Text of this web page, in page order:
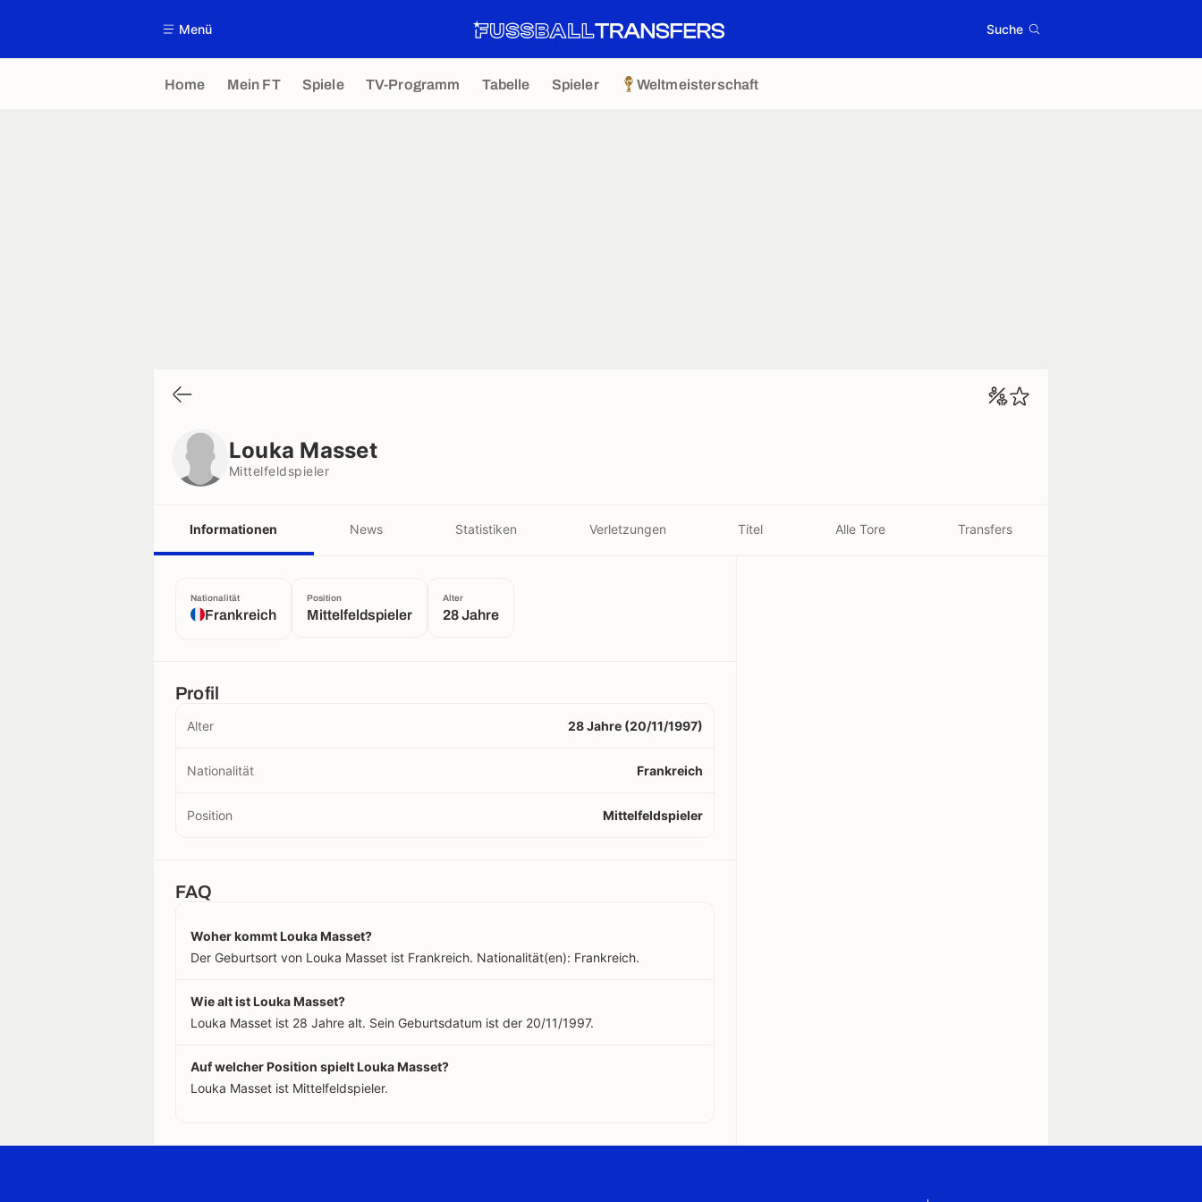
Menü Suche
Home Mein FT Spiele TV-Programm Tabelle Spieler Weltmeisterschaft
Louka Masset
Mittelfeldspieler
Informationen News Statistiken Verletzungen Titel Alle Tore Transfers
Nationalität
Frankreich
Position
Mittelfeldspieler
Alter
28 Jahre
Profil
Alter 28 Jahre (20/11/1997)
Nationalität Frankreich
Position Mittelfeldspieler
FAQ
Woher kommt Louka Masset?
Der Geburtsort von Louka Masset ist Frankreich. Nationalität(en): Frankreich.
Wie alt ist Louka Masset?
Louka Masset ist 28 Jahre alt. Sein Geburtsdatum ist der 20/11/1997.
Auf welcher Position spielt Louka Masset?
Louka Masset ist Mittelfeldspieler.